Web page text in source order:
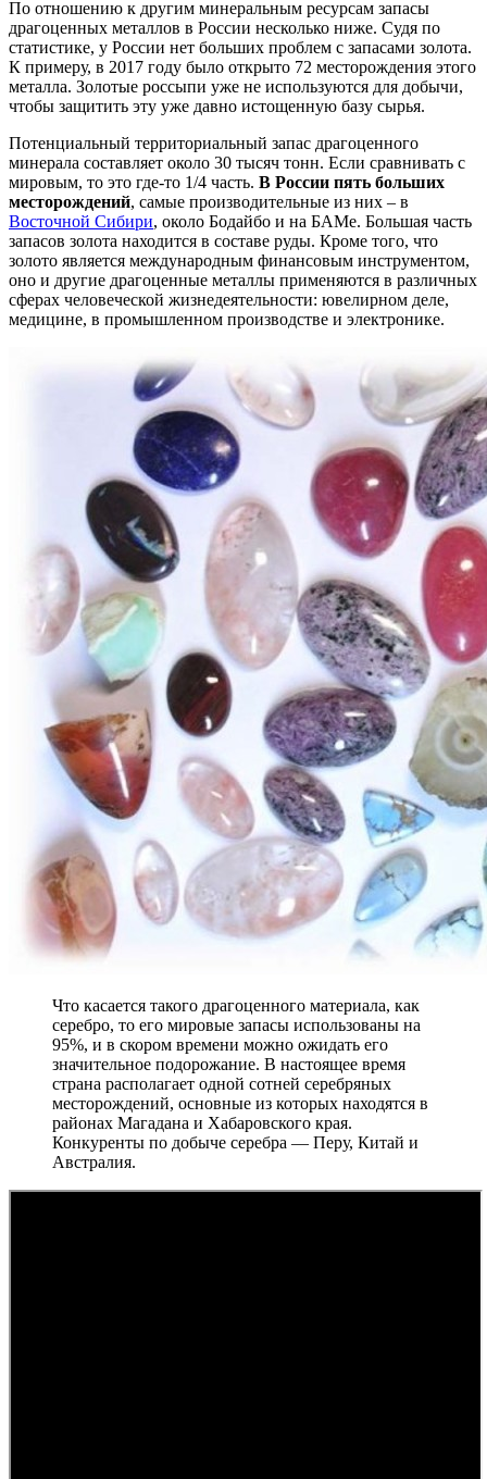
По отношению к другим минеральным ресурсам запасы
драгоценных металлов в России несколько ниже. Судя по
статистике, у России нет больших проблем с запасами золота.
К примеру, в 2017 году было открыто 72 месторождения этого
металла. Золотые россыпи уже не используются для добычи,
чтобы защитить эту уже давно истощенную базу сырья.
Потенциальный территориальный запас драгоценного
минерала составляет около 30 тысяч тонн. Если сравнивать с
мировым, то это где-то 1/4 часть. В России пять больших
месторождений, самые производительные из них – в
Восточной Сибири, около Бодайбо и на БАМе. Большая часть
запасов золота находится в составе руды. Кроме того, что
золото является международным финансовым инструментом,
оно и другие драгоценные металлы применяются в различных
сферах человеческой жизнедеятельности: ювелирном деле,
медицине, в промышленном производстве и электронике.
Что касается такого драгоценного материала, как
серебро, то его мировые запасы использованы на
95%, и в скором времени можно ожидать его
значительное подорожание. В настоящее время
страна располагает одной сотней серебряных
месторождений, основные из которых находятся в
районах Магадана и Хабаровского края.
Конкуренты по добыче серебра — Перу, Китай и
Австралия.